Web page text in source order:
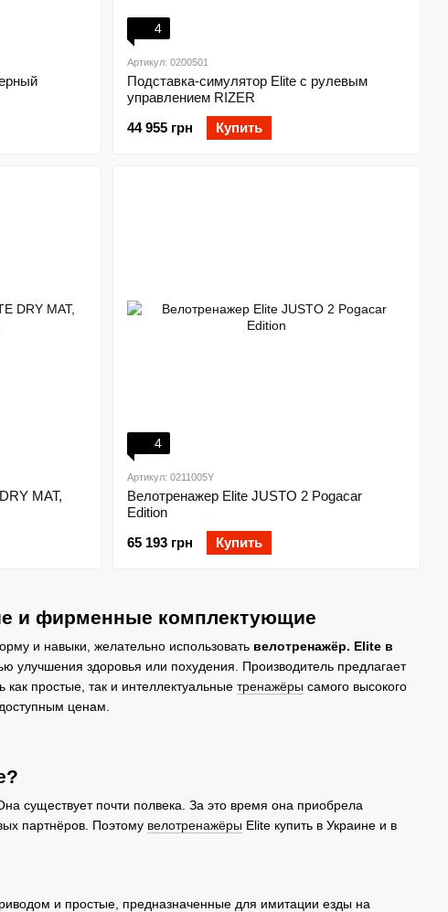
и фирменные комплектующие
и навыки, желательно использовать велотренажёр. Elite в
улучшения здоровья или похудения. Производитель предлагает
простые, так и интеллектуальные тренажёры самого высокого
ценам.
существует почти полвека. За это время она приобрела
партнёров. Поэтому велотренажёры Elite купить в Украине и в
и простые, предназначенные для имитации езды на
4
Артикул: 0200501
Подставка-симулятор Elite с рулевым
управлением RIZER
44 955 грн
Купить
MAT,
4
Артикул: 0211005Y
Велотренажер Elite JUSTO 2 Pogacar
Edition
65 193 грн
Купить